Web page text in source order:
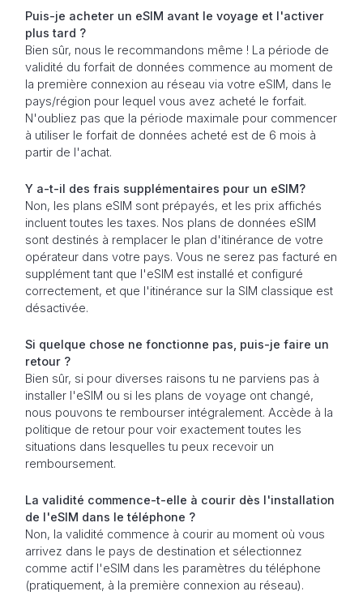
Puis-je acheter un eSIM avant le voyage et l'activer
plus tard ?
Bien sûr, nous le recommandons même ! La période de
validité du forfait de données commence au moment de
la première connexion au réseau via votre eSIM, dans le
pays/région pour lequel vous avez acheté le forfait.
N'oubliez pas que la période maximale pour commencer
à utiliser le forfait de données acheté est de 6 mois à
partir de l'achat.
Y a-t-il des frais supplémentaires pour un eSIM?
Non, les plans eSIM sont prépayés, et les prix affichés
incluent toutes les taxes. Nos plans de données eSIM
sont destinés à remplacer le plan d'itinérance de votre
opérateur dans votre pays. Vous ne serez pas facturé en
supplément tant que l'eSIM est installé et configuré
correctement, et que l'itinérance sur la SIM classique est
désactivée.
Si quelque chose ne fonctionne pas, puis-je faire un
retour ?
Bien sûr, si pour diverses raisons tu ne parviens pas à
installer l'eSIM ou si les plans de voyage ont changé,
nous pouvons te rembourser intégralement. Accède à la
politique de retour pour voir exactement toutes les
situations dans lesquelles tu peux recevoir un
remboursement.
La validité commence-t-elle à courir dès l'installation
de l'eSIM dans le téléphone ?
Non, la validité commence à courir au moment où vous
arrivez dans le pays de destination et sélectionnez
comme actif l'eSIM dans les paramètres du téléphone
(pratiquement, à la première connexion au réseau).